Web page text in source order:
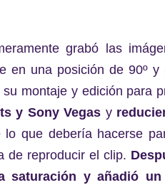
grabó las
en una posición de 90º y
montaje y edición para
y Sony Vegas y
lo que debería hacerse
de reproducir el clip.
saturación y añadió